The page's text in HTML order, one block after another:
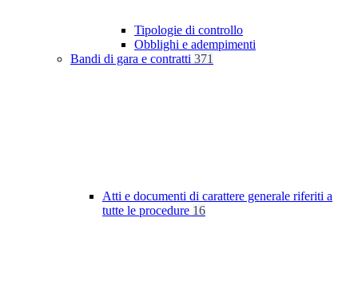
Tipologie di controllo
Obblighi e adempimenti
Bandi di gara e contratti 371
Atti e documenti di carattere generale riferiti a
tutte le procedure 16